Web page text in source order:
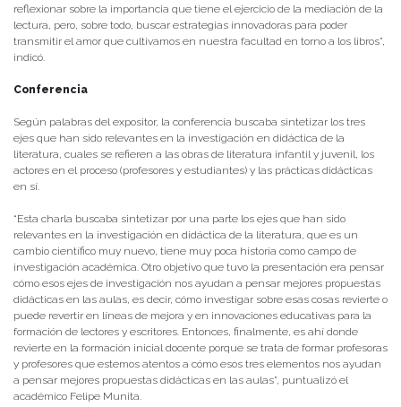
reflexionar sobre la importancia que tiene el ejercicio de la mediación de la
lectura, pero, sobre todo, buscar estrategias innovadoras para poder
transmitir el amor que cultivamos en nuestra facultad en torno a los libros”,
indicó.
Conferencia
Según palabras del expositor, la conferencia buscaba sintetizar los tres
ejes que han sido relevantes en la investigación en didáctica de la
literatura, cuales se refieren a las obras de literatura infantil y juvenil, los
actores en el proceso (profesores y estudiantes) y las prácticas didácticas
en sí.
“Esta charla buscaba sintetizar por una parte los ejes que han sido
relevantes en la investigación en didáctica de la literatura, que es un
cambio científico muy nuevo, tiene muy poca historia como campo de
investigación académica. Otro objetivo que tuvo la presentación era pensar
cómo esos ejes de investigación nos ayudan a pensar mejores propuestas
didácticas en las aulas, es decir, cómo investigar sobre esas cosas revierte o
puede revertir en líneas de mejora y en innovaciones educativas para la
formación de lectores y escritores. Entonces, finalmente, es ahí donde
revierte en la formación inicial docente porque se trata de formar profesoras
y profesores que estemos atentos a cómo esos tres elementos nos ayudan
a pensar mejores propuestas didácticas en las aulas”, puntualizó el
académico Felipe Munita.